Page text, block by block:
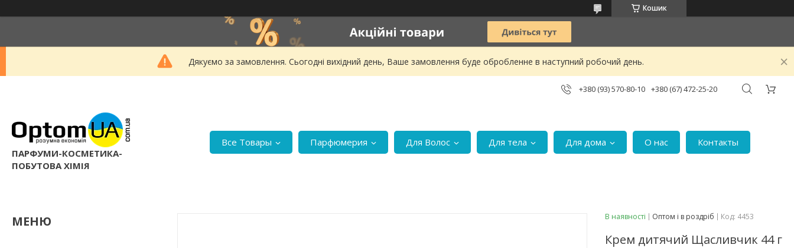
Кошик
Дякуємо за замовлення. Сьогодні вихідний день, Ваше замовлення буде обробленне в наступний робочий день.
+380 (93) 570-80-10 +380 (67) 472-25-20
ПАРФУМИ-КОСМЕТИКА-
ПОБУТОВА ХІМІЯ
Все Товары Парфюмерия Для Волос Для тела Для дома О нас Контакты
В наявності Оптом і в роздріб Код: 4453
Крем дитячий Щасливчик 44 г